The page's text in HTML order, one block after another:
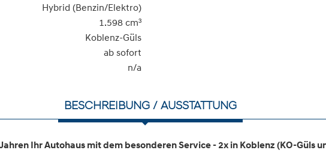
Hybrid (Benzin/Elektro)
1.598 cm³
Koblenz-Güls
ab sofort
n/a
BESCHREIBUNG / AUSSTATTUNG
Ihr Autohaus mit dem besonderen Service - 2x in Koblenz (KO-Güls